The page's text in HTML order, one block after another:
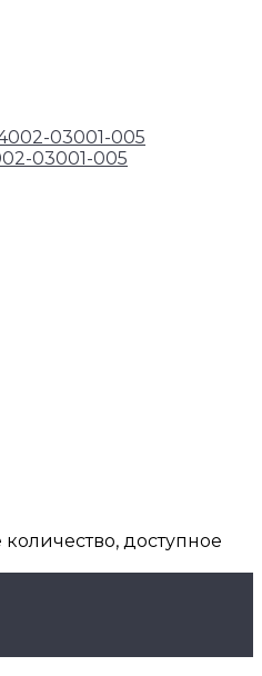
03001-005
доступное